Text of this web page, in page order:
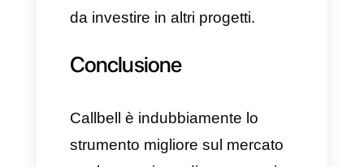
Oltre ai promemoria
serve solo per i promemoria, ma
offre anche un CRM completo,